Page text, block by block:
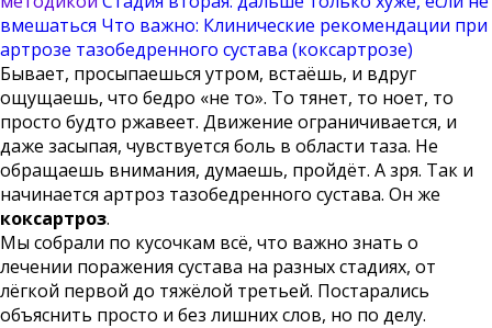
вмешаться Что важно: Клинические рекомендации при
артрозе тазобедренного сустава (коксартрозе)
Бывает, просыпаешься утром, встаёшь, и вдруг
ощущаешь, что бедро «не то». То тянет, то ноет, то
просто будто ржавеет. Движение ограничивается, и
даже засыпая, чувствуется боль в области таза. Не
обращаешь внимания, думаешь, пройдёт. А зря. Так и
начинается артроз тазобедренного сустава. Он же
коксартроз.
Мы собрали по кусочкам всё, что важно знать о
лечении поражения сустава на разных стадиях, от
лёгкой первой до тяжёлой третьей. Постарались
объяснить просто и без лишних слов, но по делу.